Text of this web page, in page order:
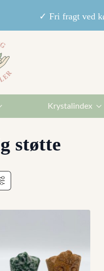
✓ Fri fragt ved
Krystalindex
støtte